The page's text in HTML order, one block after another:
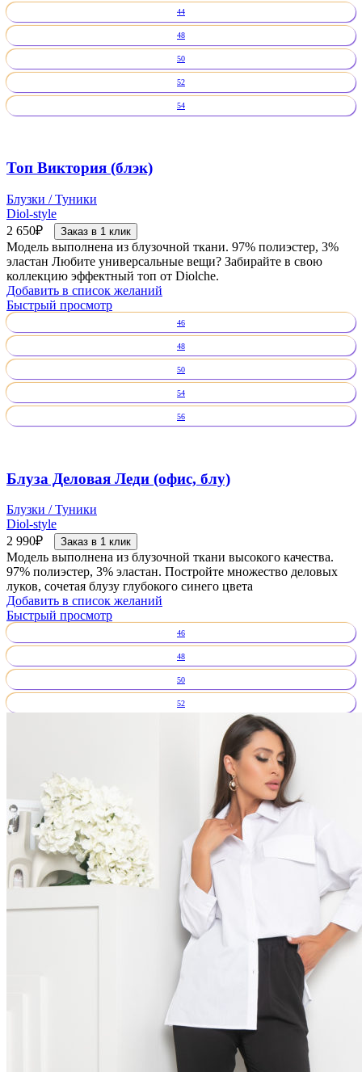
44
48
50
52
54
Топ Виктория (блэк)
Блузки / Туники
Diol-style
2 650₽ Заказ в 1 клик
Модель выполнена из блузочной ткани. 97% полиэстер, 3%
эластан Любите универсальные вещи? Забирайте в свою
коллекцию эффектный топ от Diolche.
Добавить в список желаний
Быстрый просмотр
46
48
50
54
56
Блуза Деловая Леди (офис, блу)
Блузки / Туники
Diol-style
2 990₽ Заказ в 1 клик
Модель выполнена из блузочной ткани высокого качества.
97% полиэстер, 3% эластан. Постройте множество деловых
луков, сочетая блузу глубокого синего цвета
Добавить в список желаний
Быстрый просмотр
46
48
50
52